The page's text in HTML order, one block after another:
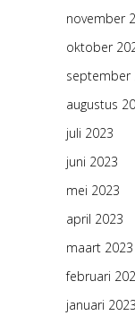
november
oktober
september
augustus
juli 2023
juni 2023
mei 2023
april 2023
maart 2023
februari
januari 2023